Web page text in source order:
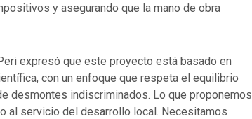
y asegurando que la mano de obra
expresó que este proyecto está basado en
con un enfoque que respeta el equilibrio
desmontes indiscriminados. Lo que proponemos
al servicio del desarrollo local. Necesitamos